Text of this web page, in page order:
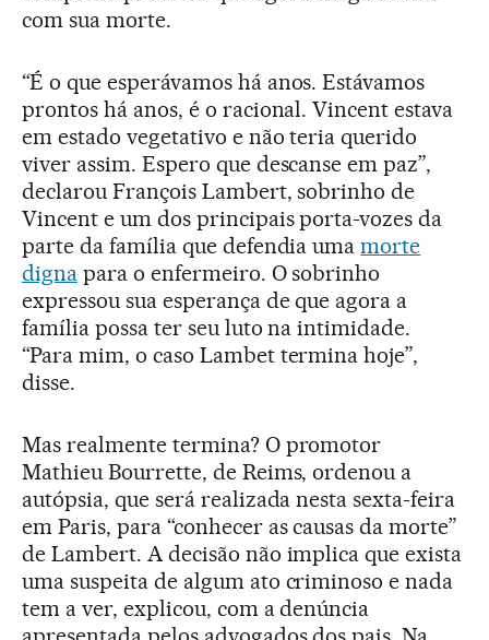
com sua morte.
“É o que esperávamos há anos. Estávamos
prontos há anos, é o racional. Vincent estava
em estado vegetativo e não teria querido
viver assim. Espero que descanse em paz”,
declarou François Lambert, sobrinho de
Vincent e um dos principais porta-vozes da
parte da família que defendia umamorte
dignapara o enfermeiro. O sobrinho
expressou sua esperança de que agora a
família possa ter seu luto na intimidade.
“Para mim, o caso Lambet termina hoje”,
disse.
Mas realmente termina? O promotor
Mathieu Bourrette, de Reims, ordenou a
autópsia, que será realizada nesta sexta-feira
em Paris, para “conhecer as causas da morte”
de Lambert. A decisão não implica que exista
uma suspeita de algum ato criminoso e nada
tem a ver, explicou, com a denúncia